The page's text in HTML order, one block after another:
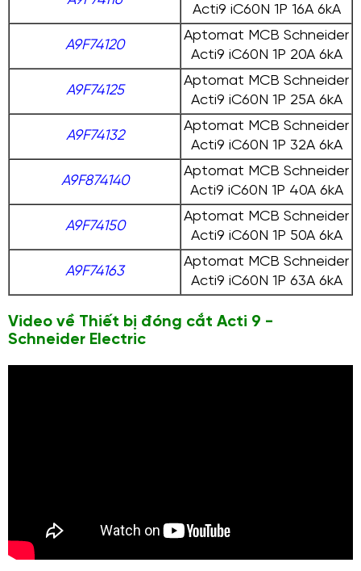
Acti9 iC60N 1P 16A 6kA
A9F74120
Aptomat MCB Schneider
Acti9 iC60N 1P 20A 6kA
A9F74125
Aptomat MCB Schneider
Acti9 iC60N 1P 25A 6kA
A9F74132
Aptomat MCB Schneider
Acti9 iC60N 1P 32A 6kA
A9F874140
Aptomat MCB Schneider
Acti9 iC60N 1P 40A 6kA
A9F74150
Aptomat MCB Schneider
Acti9 iC60N 1P 50A 6kA
A9F74163
Aptomat MCB Schneider
Acti9 iC60N 1P 63A 6kA
Video về Thiết bị đóng cắt Acti 9 -
Schneider Electric